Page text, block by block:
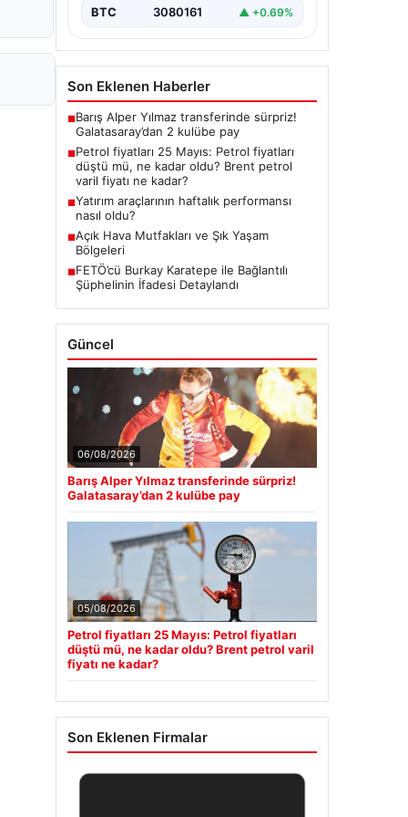
BTC 3080161 ▲ +0.69%
Son Eklenen Haberler
■Barış Alper Yılmaz transferinde sürpriz!
Galatasaray’dan 2 kulübe pay
■Petrol fiyatları 25 Mayıs: Petrol fiyatları
düştü mü, ne kadar oldu? Brent petrol
varil fiyatı ne kadar?
■Yatırım araçlarının haftalık performansı
nasıl oldu?
■Açık Hava Mutfakları ve Şık Yaşam
Bölgeleri
■FETÖ’cü Burkay Karatepe ile Bağlantılı
Şüphelinin İfadesi Detaylandı
Güncel
06/08/2026
Barış Alper Yılmaz transferinde sürpriz!
Galatasaray’dan 2 kulübe pay
05/08/2026
Petrol fiyatları 25 Mayıs: Petrol fiyatları
düştü mü, ne kadar oldu? Brent petrol varil
fiyatı ne kadar?
Son Eklenen Firmalar